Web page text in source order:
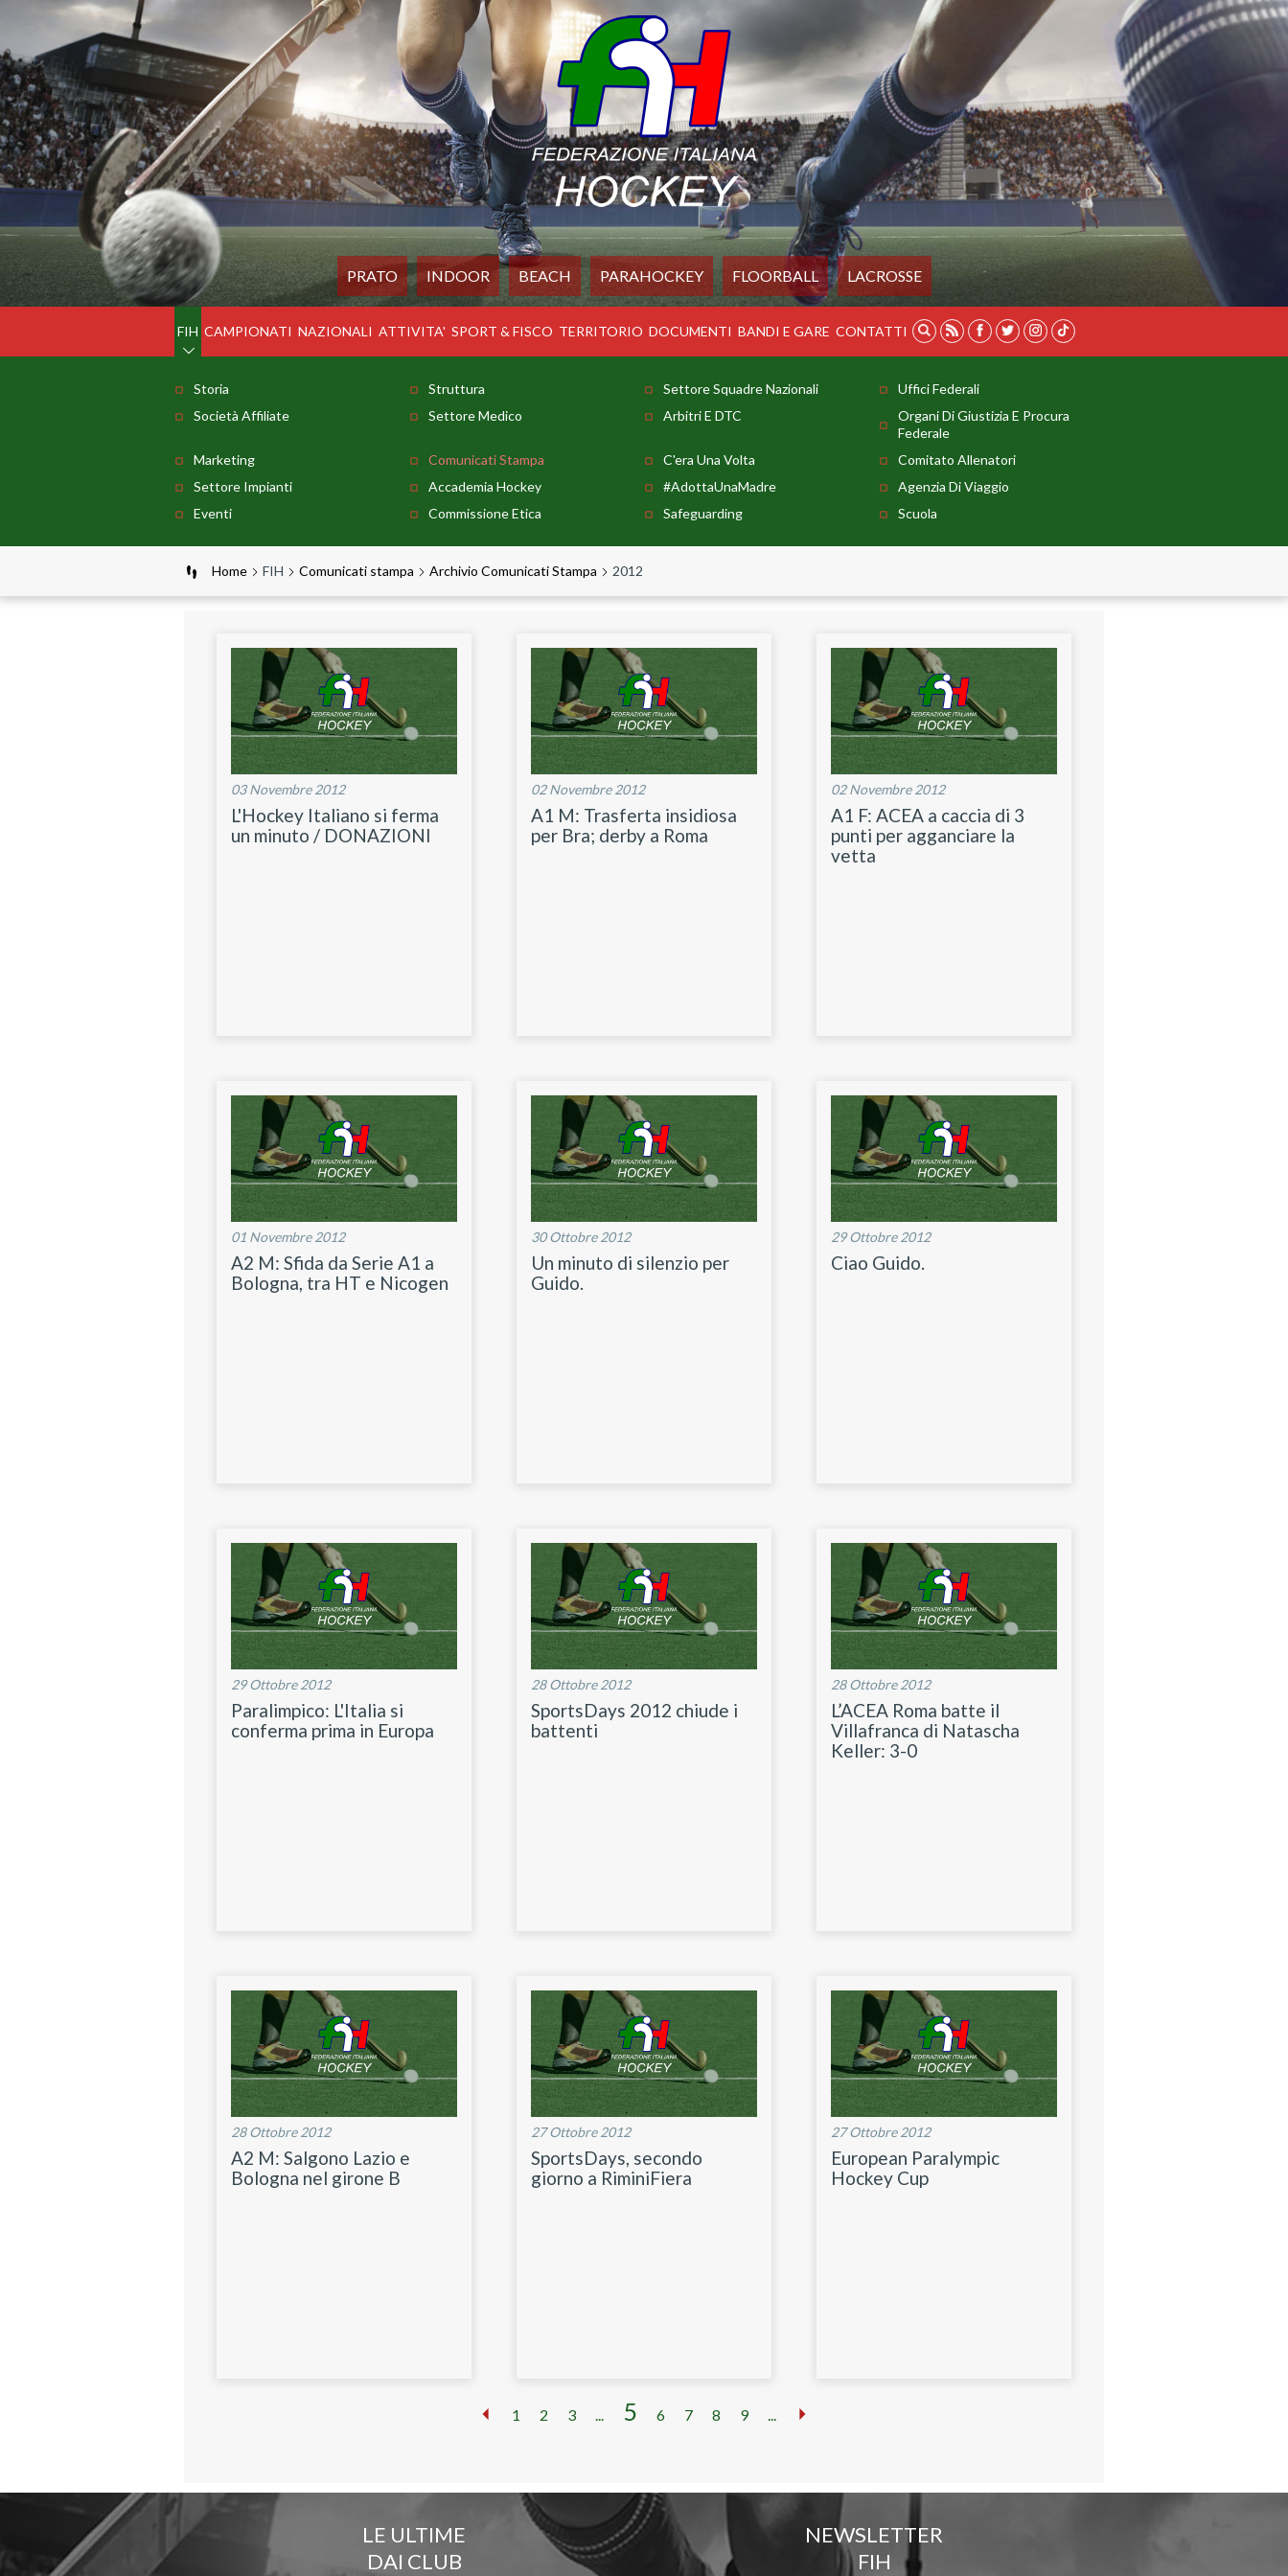
PRATO INDOOR BEACH PARAHOCKEY FLOORBALL LACROSSE
FIH CAMPIONATI NAZIONALI ATTIVITA' SPORT & FISCO TERRITORIO DOCUMENTI BANDI E GARE CONTATTI
Storia Struttura Settore Squadre Nazionali
Uffici Federali
Società Affiliate
Settore Medico Arbitri E DTC
Organi Di Giustizia E Procura
Federale
Marketing
Comunicati Stampa C'era Una Volta
Comitato Allenatori
Settore Impianti
Accademia Hockey #AdottaUnaMadre
Agenzia Di Viaggio
Eventi
Commissione Etica Safeguarding Scuola
Home FIH Comunicati stampa Archivio Comunicati Stampa 2012
03 Novembre 2012
L'Hockey Italiano si ferma
un minuto / DONAZIONI
02 Novembre 2012
A1 M: Trasferta insidiosa
per Bra; derby a Roma
02 Novembre 2012
A1 F: ACEA a caccia di 3
punti per agganciare la
vetta
01 Novembre 2012
A2 M: Sfida da Serie A1 a
Bologna, tra HT e Nicogen
30 Ottobre 2012
Un minuto di silenzio per
Guido.
29 Ottobre 2012
Ciao Guido.
29 Ottobre 2012
Paralimpico: L'Italia si
conferma prima in Europa
28 Ottobre 2012
SportsDays 2012 chiude i
battenti
28 Ottobre 2012
L’ACEA Roma batte il
Villafranca di Natascha
Keller: 3-0
28 Ottobre 2012
A2 M: Salgono Lazio e
Bologna nel girone B
27 Ottobre 2012
SportsDays, secondo
giorno a RiminiFiera
27 Ottobre 2012
European Paralympic
Hockey Cup
1 2 3 ... 5 6 7 8 9 ...
LE ULTIME
DAI CLUB
NEWSLETTER
FIH